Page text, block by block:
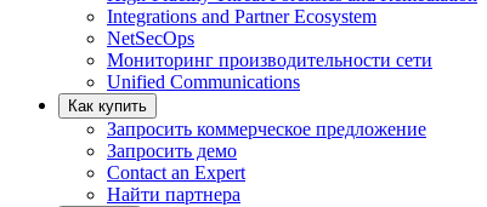
Integrations and Partner Ecosystem
NetSecOps
Мониторинг производительности сети
Unified Communications
Как купить
Запросить коммерческое предложение
Запросить демо
Contact an Expert
Найти партнера